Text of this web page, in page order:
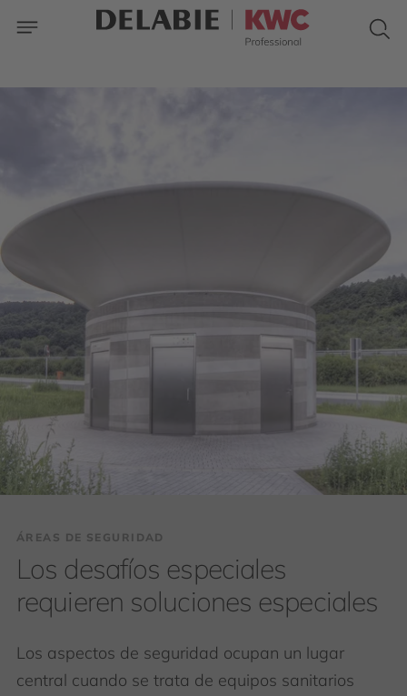
ÁREAS DE SEGURIDAD
Los desafíos especiales
requieren soluciones especiales
Los aspectos de seguridad ocupan un lugar
central cuando se trata de equipos sanitarios